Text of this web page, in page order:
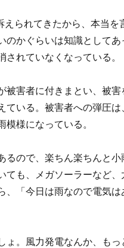
られてきたから、本当を
かぐらいは知識として
れていなくなっている。
害者に付きまとい、被
いる。被害者への弾圧
様になっている。
ので、楽ちん楽ちんと
も、メガソーラーなど
「今日は雨なので電気は
。風力発電なんか、も